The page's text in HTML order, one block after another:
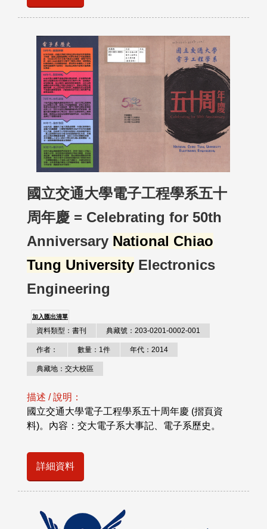
國立交通大學電子工程學系五十
周年慶 = Celebrating for 50th
Anniversary National Chiao
Tung University Electronics
Engineering
加入匯出清單
資料類型：書刊 典藏號：203-0201-0002-001
作者： 數量：1件 年代：2014
典藏地：交大校區
描述 / 說明：
國立交通大學電子工程學系五十周年慶 (摺頁資
料)。內容：交大電子系大事記、電子系歷史。
詳細資料